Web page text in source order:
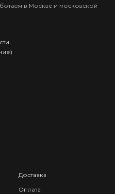
в Москве и московской
Доставка
Оплата